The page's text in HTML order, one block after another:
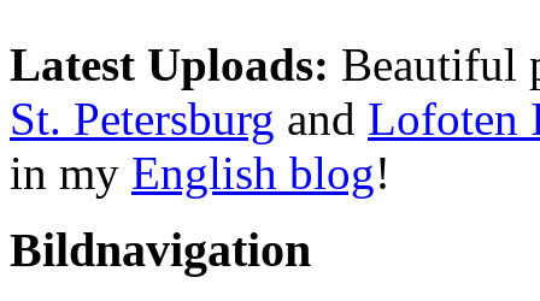
Latest Uploads: Beautiful
St. Petersburg and Lofoten
in my English blog!
Bildnavigation